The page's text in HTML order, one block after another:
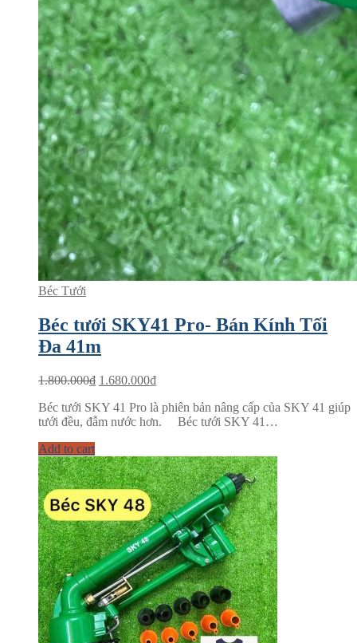
Béc Tưới
Béc tưới SKY41 Pro- Bán Kính Tối
Đa 41m
1.800.000₫ 1.680.000₫
Béc tưới SKY 41 Pro là phiên bản nâng cấp của SKY 41 giúp
tưới đều, đẫm nước hơn. Béc tưới SKY 41…
Add to cart